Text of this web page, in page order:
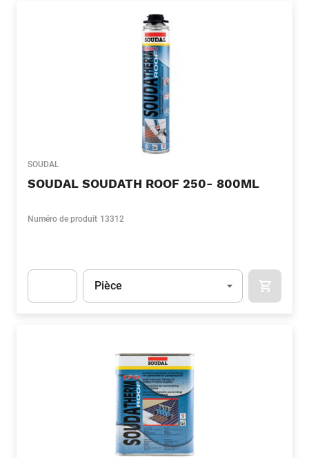
SOUDAL
SOUDAL SOUDATH ROOF 250- 800ML
Numéro de produit 13312
Unité
Pièce